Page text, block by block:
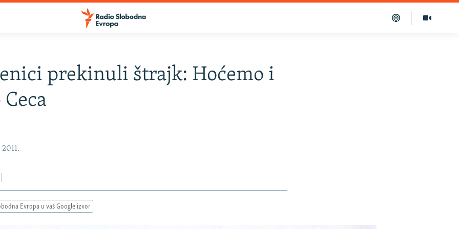
prekinuli štrajk: Hoćemo i
Evropa u vaš Google izvor